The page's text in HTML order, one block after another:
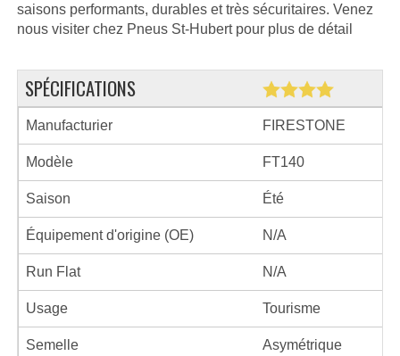
saisons performants, durables et très sécuritaires. Venez
nous visiter chez Pneus St-Hubert pour plus de détail
SPÉCIFICATIONS
Manufacturier FIRESTONE
Modèle FT140
Saison Été
Équipement d'origine (OE) N/A
Run Flat N/A
Usage Tourisme
Semelle Asymétrique